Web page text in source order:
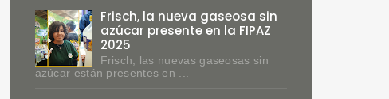
Frisch, la nueva gaseosa sin
azúcar presente en la FIPAZ
2025
Frisch, las nuevas gaseosas sin
azúcar están presentes en ...